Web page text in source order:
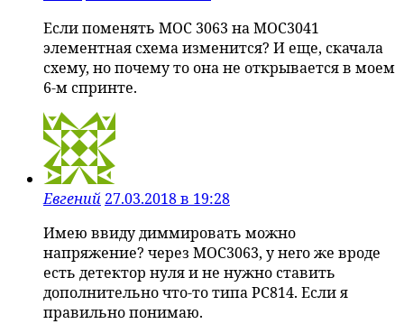
Если поменять МОС 3063 на МОС3041
элементная схема изменится? И еще, скачала
схему, но почему то она не открывается в моем
6-м спринте.
Евгений 27.03.2018 в 19:28
Имею ввиду диммировать можно
напряжение? через MOC3063, у него же вроде
есть детектор нуля и не нужно ставить
дополнительно что-то типа PC814. Если я
правильно понимаю.